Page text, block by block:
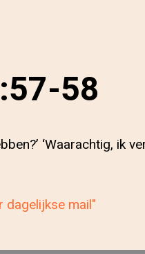
58
‘Waarachtig, ik
dagelijkse mail"